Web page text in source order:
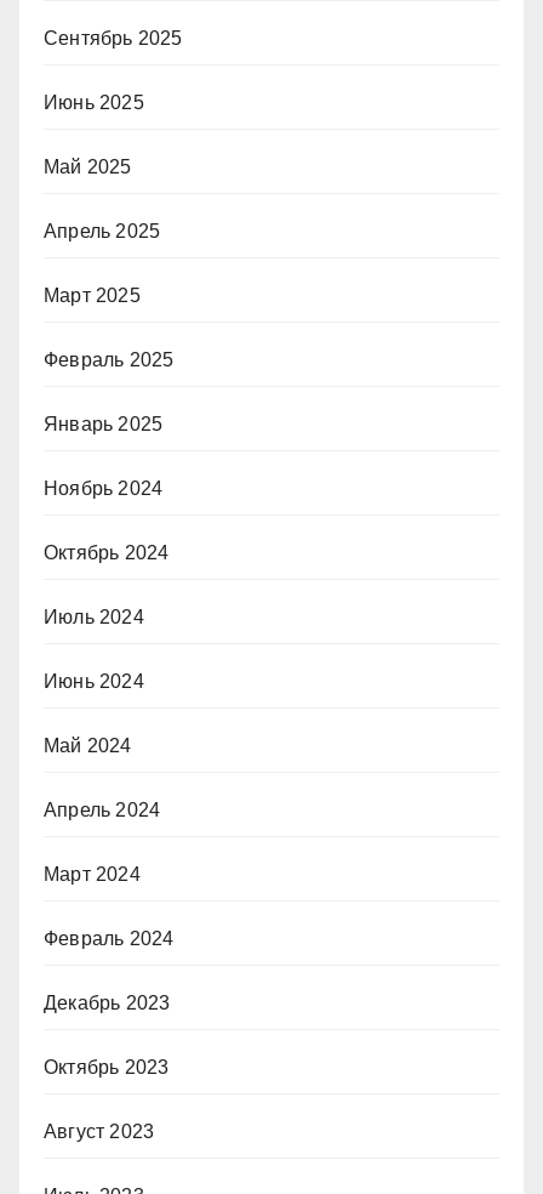
Сентябрь 2025
Июнь 2025
Май 2025
Апрель 2025
Март 2025
Февраль 2025
Январь 2025
Ноябрь 2024
Октябрь 2024
Июль 2024
Июнь 2024
Май 2024
Апрель 2024
Март 2024
Февраль 2024
Декабрь 2023
Октябрь 2023
Август 2023